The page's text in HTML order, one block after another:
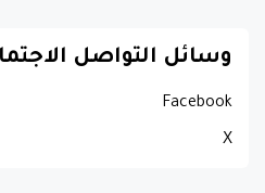
وسائل التواصل
Facebook
X